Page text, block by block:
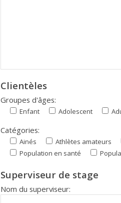
Clientèles
Groupes d'âges:
Enfant Adolescent
Catégories:
Ainés Athlètes amateurs
Population en santé
Superviseur de stage
Nom du superviseur: